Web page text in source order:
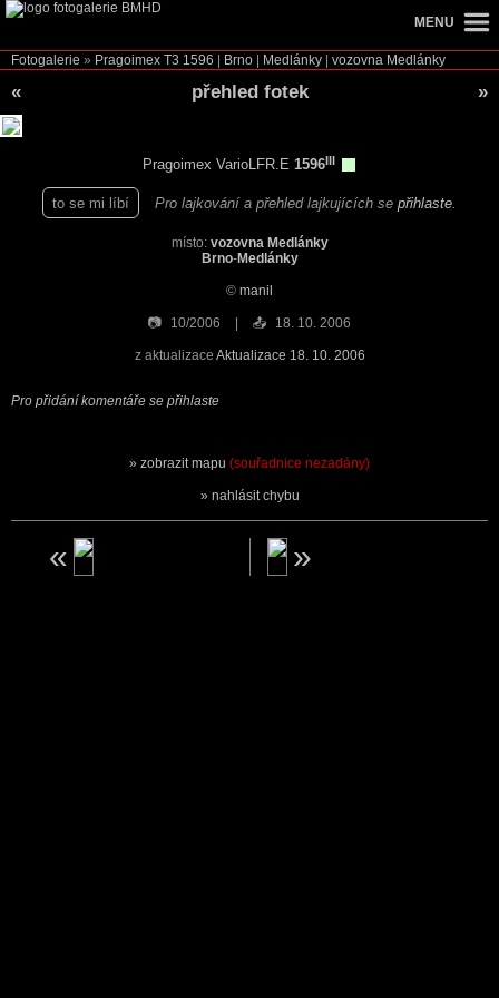
Fotogalerie » Pragoimex T3 1596 Brno Medlánky vozovna Medlánky
« přehled fotek »
Pragoimex VarioLFR.E 1596III
to se mi líbí Pro lajkování a přehled lajkujících se přihlaste
místo: vozovna Medlánky
Brno-Medlánky
© manil
📷 10/2006 📤 18. 10. 2006
z aktualizace Aktualizace 18. 10. 2006
Pro přidání komentáře se přihlaste
zobrazit mapu (souřadnice nezadány)
nahlásit chybu
MENU